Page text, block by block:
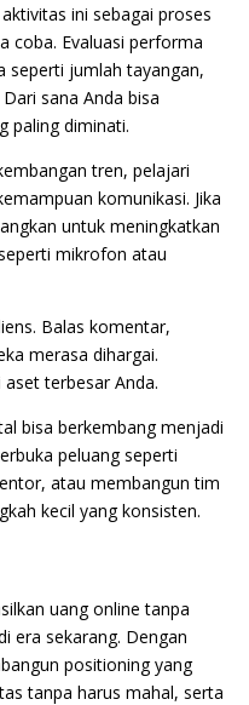
ini sebagai proses
coba. Evaluasi performa
seperti jumlah tayangan,
sana Anda bisa
paling diminati.
tren, pelajari
komunikasi. Jika
untuk meningkatkan
mikrofon atau
Balas komentar,
merasa dihargai.
terbesar Anda.
bisa berkembang menjadi
peluang seperti
atau membangun tim
kecil yang konsisten.
uang online tanpa
era sekarang. Dengan
positioning yang
tanpa harus mahal, serta